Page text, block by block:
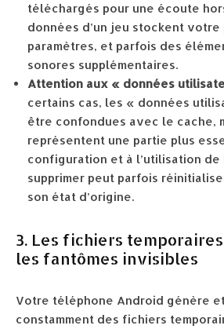
téléchargés pour une écoute
données d’un jeu stockent
paramètres, et parfois des
sonores supplémentaires.
Attention aux « données
certains cas, les « données
être confondues avec le cache,
représentent une partie plus
configuration et à l’utilisation de
supprimer peut parfois
son état d’origine.
3. Les fichiers
les fantômes invisibles
Votre téléphone Android génère
constamment des fichiers